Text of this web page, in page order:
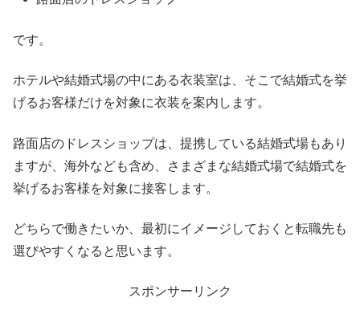
です。
ホテルや結婚式場の中にある衣装室は、そこで結婚式を挙
げるお客様だけを対象に衣装を案内します。
路面店のドレスショップは、提携している結婚式場もあり
ますが、海外なども含め、さまざまな結婚式場で結婚式を
挙げるお客様を対象に接客します。
どちらで働きたいか、最初にイメージしておくと転職先も
選びやすくなると思います。
スポンサーリンク